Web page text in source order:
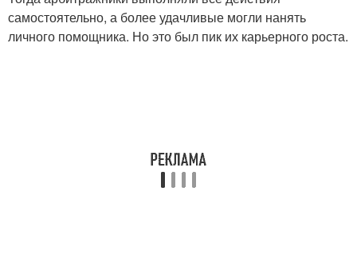
самостоятельно, а более удачливые могли нанять
личного помощника. Но это был пик их карьерного роста.